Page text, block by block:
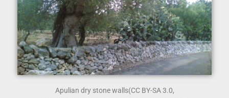
Apulian dry stone walls(CC BY-SA 3.0,